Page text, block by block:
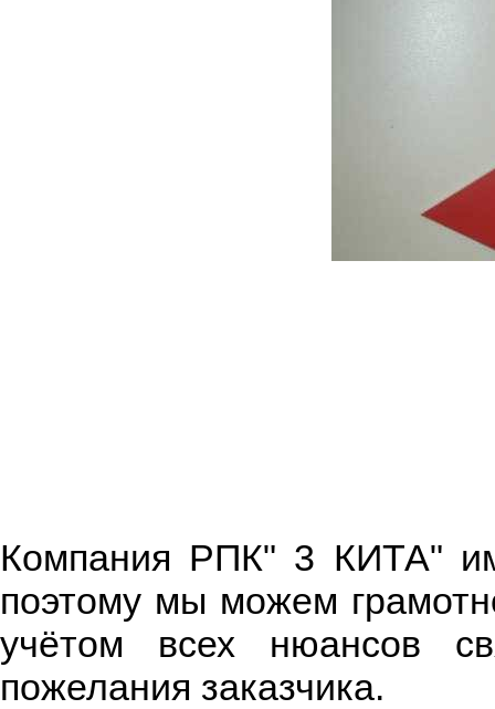
Компания РПК" 3 КИТА"
поэтому мы можем
учётом всех нюансов
пожелания заказчика.